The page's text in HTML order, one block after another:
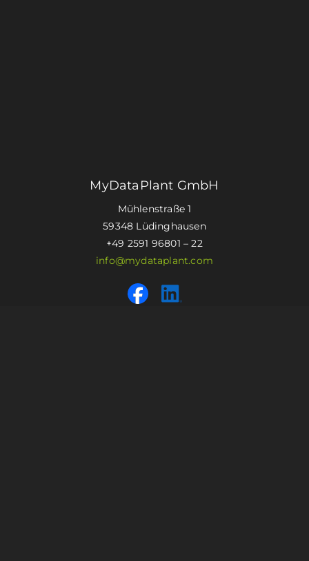
MyDataPlant GmbH
Mühlenstraße 1
59348 Lüdinghausen
+49 2591 96801 – 22
info@mydataplant.com